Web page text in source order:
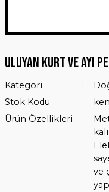
Uluyan Kurt ve Ayı
Kategori
Stok Kodu
Ürün Özellikleri
ve